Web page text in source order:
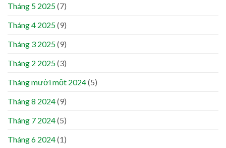
Tháng 5 2025(7)
Tháng 4 2025(9)
Tháng 3 2025(9)
Tháng 2 2025(3)
Tháng mười một 2024(5)
Tháng 8 2024(9)
Tháng 7 2024(5)
Tháng 6 2024(1)